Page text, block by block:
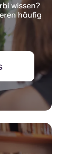
wissen?
häufig